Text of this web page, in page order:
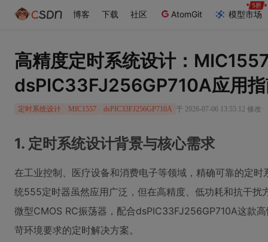
博客 下载 社区 AtomGit 模型市场
高精度定时系统设计：
dsPIC33FJ256GP710A应用
定时系统设计 MIC1557 dsPIC33FJ256GP710A 于 2026-07-06 13:55:12 修改 ·
1. 定时系统设计背景与核心需求
在工业控制、医疗设备和消费电子等领域，精确可靠的定
统555定时器虽然应用广泛，但在高精度、低功耗和抗干扰
微型CMOS RC振荡器，配合dsPIC33FJ256GP710A这款
苛环境要求的定时解决方案。